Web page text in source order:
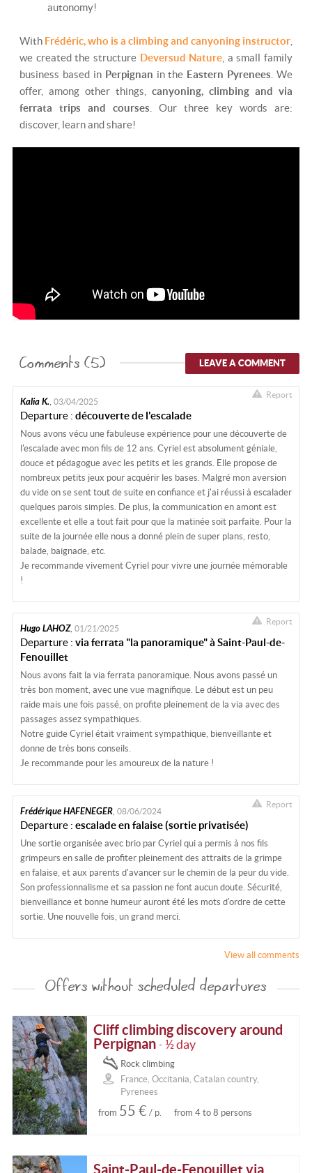
autonomy!
With Frédéric, who is a climbing and canyoning instructor
we created the structure Deversud Nature , a small family
business based in Perpignan in the Eastern Pyrenees . We
offer, among other things,canyoning, climbing and via
ferrata trips and courses . Our three key words are:
discover, learn and share!
Comments (5) LEAVE A COMMENT
Kalia K., 03/04/2025
Departure : découverte de l'escalade
Report
Nous avons vécu une fabuleuse expérience pour une découverte de
l'escalade avec mon fils de 12 ans. Cyriel est absolument géniale,
douce et pédagogue avec les petits et les grands. Elle propose de
nombreux petits jeux pour acquérir les bases. Malgré mon aversion
du vide on se sent tout de suite en confiance et j'ai réussi à escalader
quelques parois simples. De plus, la communication en amont est
excellente et elle a tout fait pour que la matinée soit parfaite. Pour la
suite de la journée elle nous a donné plein de super plans, resto,
balade, baignade, etc.
Je recommande vivement Cyriel pour vivre une journée mémorable
!
Hugo LAHOZ, 01/21/2025
Departure : via ferrata "la panoramique" à Saint-Paul-de-
Fenouillet
Report
Nous avons fait la via ferrata panoramique. Nous avons passé un
très bon moment, avec une vue magnifique. Le début est un peu
raide mais une fois passé, on profite pleinement de la via avec des
passages assez sympathiques.
Notre guide Cyriel était vraiment sympathique, bienveillante et
donne de très bons conseils.
Je recommande pour les amoureux de la nature !
Frédérique HAFENEGER, 08/06/2024
Departure : escalade en falaise (sortie privatisée)
Report
Une sortie organisée avec brio par Cyriel qui a permis à nos fils
grimpeurs en salle de profiter pleinement des attraits de la grimpe
en falaise, et aux parents d'avancer sur le chemin de la peur du vide.
Son professionnalisme et sa passion ne font aucun doute. Sécurité,
bienveillance et bonne humeur auront été les mots d'ordre de cette
sortie. Une nouvelle fois, un grand merci.
View all comments
Offers without scheduled departures
Cliff climbing discovery around
Perpignan • ½ day
Rock climbing
France, Occitania, Catalan country,
Pyrenees
from 55 € / p. from 4 to 8 persons
Saint-Paul-de-Fenouillet via